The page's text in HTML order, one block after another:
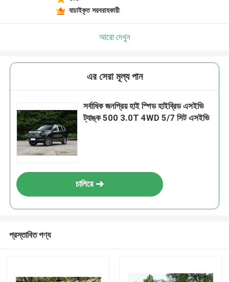
যাচাইকৃত সরবরাহকারী
আরো দেখুন
এর সেরা মূল্য পান
সর্বাধিক জনপ্রিয় হাই স্পিড হাইব্রিড এসইভি
ট্যাঙ্ক 500 3.0T 4WD 5/7 সিট এসইভি
চালিয়ে
প্রস্তাবিত পণ্য